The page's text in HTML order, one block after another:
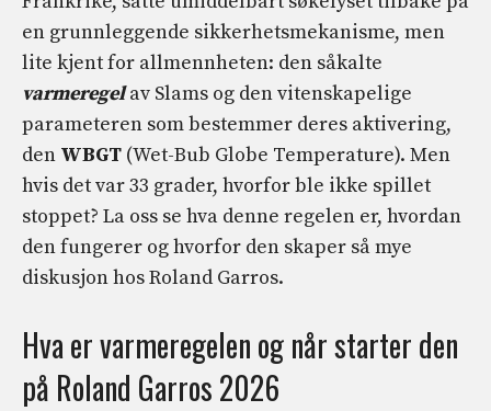
en grunnleggende sikkerhetsmekanisme, men
lite kjent for allmennheten: den såkalte
varmeregelav Slams og den vitenskapelige
parameteren som bestemmer deres aktivering,
den WBGT (Wet-Bub Globe Temperature). Men
hvis det var 33 grader, hvorfor ble ikke spillet
stoppet? La oss se hva denne regelen er, hvordan
den fungerer og hvorfor den skaper så mye
diskusjon hos Roland Garros.
Hva er varmeregelen og når starter den
på Roland Garros 2026